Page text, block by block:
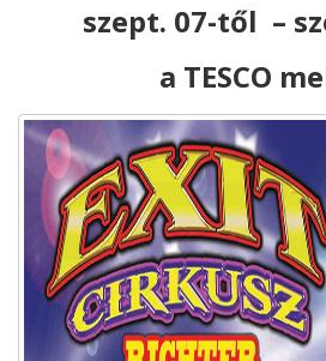
szept. 07-től –
a TESCO